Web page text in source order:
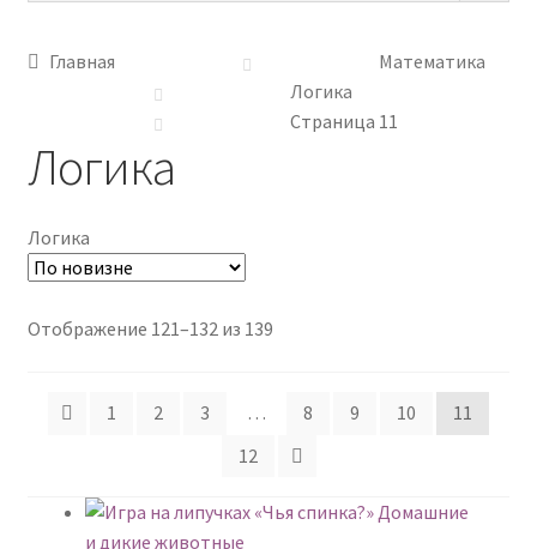
АРТ СТУДИЯ
ИГРЫ НА ЛИПУЧКАХ
Главная
Математика
Логика
Страница 11
Логика
Логика
Отображение 121–132 из 139Сортировка:
1
2 3 … 8 9 10
11
12